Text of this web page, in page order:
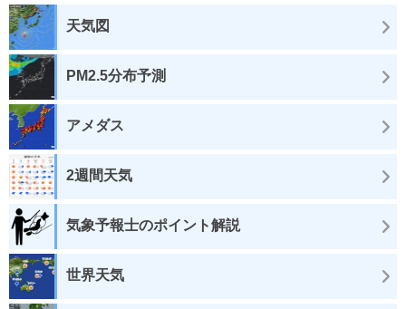
天気図
PM2.5分布予測
アメダス
2週間天気
気象予報士のポイント解説
世界天気